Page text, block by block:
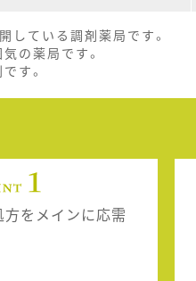
ている調剤薬局です。
の薬局です。
す。
をメインに応需